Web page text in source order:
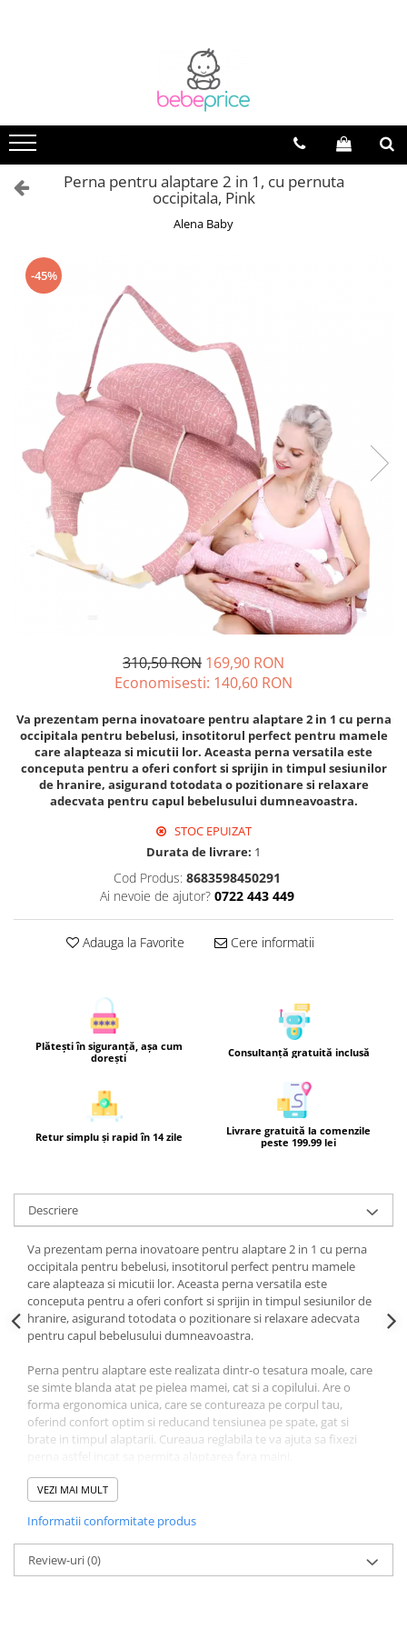
Perna pentru alaptare 2 in 1, cu pernuta
occipitala, Pink
Alena Baby
-45%
310,50 RON 169,90 RON
Economisesti: 140,60 RON
Va prezentam perna inovatoare pentru alaptare 2 in 1 cu perna
occipitala pentru bebelusi, insotitorul perfect pentru mamele
care alapteaza si micutii lor. Aceasta perna versatila este
conceputa pentru a oferi confort si sprijin in timpul sesiunilor
de hranire, asigurand totodata o pozitionare si relaxare
adecvata pentru capul bebelusului dumneavoastra.
STOC EPUIZAT
Durata de livrare: 1
Cod Produs: 8683598450291
Ai nevoie de ajutor? 0722 443 449
Adauga la Favorite Cere informatii
Plătești în siguranță, așa cum
dorești
Consultanță gratuită inclusă
Retur simplu și rapid în 14 zile
Livrare gratuită la comenzile
peste 199.99 lei
Descriere
Va prezentam perna inovatoare pentru alaptare 2 in 1 cu perna
occipitala pentru bebelusi, insotitorul perfect pentru mamele
care alapteaza si micutii lor. Aceasta perna versatila este
conceputa pentru a oferi confort si sprijin in timpul sesiunilor de
hranire, asigurand totodata o pozitionare si relaxare adecvata
pentru capul bebelusului dumneavoastra.
Perna pentru alaptare este realizata dintr-o tesatura moale, care
se simte blanda atat pe pielea mamei, cat si a copilului. Are o
forma ergonomica unica, care se contureaza pe corpul tau,
oferind confort optim si reducand tensiunea pe spate, gat si
brate in timpul alaptarii. Cureaua reglabila te va ajuta sa fixezi
Ceea ce diferentiaza perna aceasta pentru alaptare de alaptare 2
suplimentare concepute special pentru nou-nascuti si sugari.
Aceasta perna mica ofera un plus de sustinere si stabilitate
pentru capul delicat al bebelusului tau, promovand alinierea
corecta si reducand riscul sindromului capului plat. Perna
VEZI MAI MULT
Informatii conformitate produs
Review-uri(0)